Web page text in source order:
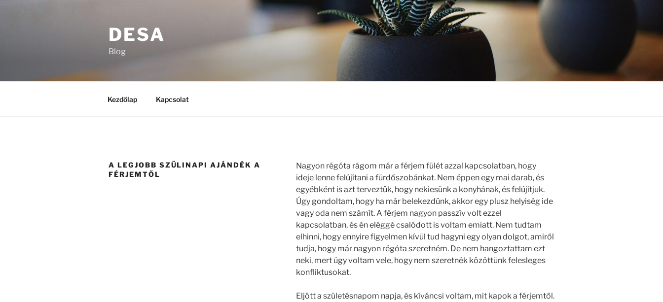
DESA
Blog
Kezdőlap Kapcsolat
A LEGJOBB SZÜLINAPI AJÁNDÉK A
FÉRJEMTŐL
Nagyon régóta rágom már a férjem fülét azzal kapcsolatban, hogy
ideje lenne felújítani a fürdőszobánkat. Nem éppen egy mai darab, és
egyébként is azt terveztük, hogy nekiesünk a konyhának, és felújítjuk.
Úgy gondoltam, hogy ha már belekezdünk, akkor egy plusz helyiség ide
vagy oda nem számít. A férjem nagyon passzív volt ezzel
kapcsolatban, és én eléggé csalódott is voltam emiatt. Nem tudtam
elhinni, hogy ennyire figyelmen kívül tud hagyni egy olyan dolgot, amiről
tudja, hogy már nagyon régóta szeretném. De nem hangoztattam ezt
neki, mert úgy voltam vele, hogy nem szeretnék közöttünk felesleges
konfliktusokat.
Eljött a születésnapom napja, és kíváncsi voltam, mit kapok a férjemtől.